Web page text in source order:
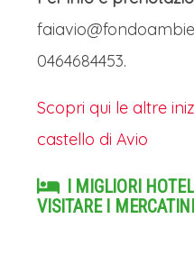
0464684453.
Scopri qui le altre
castello di Avio
I MIGLIORI
VISITARE I